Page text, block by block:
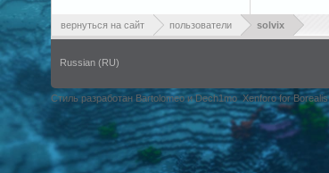
вернуться на сайт пользователи solvix
Russian (RU)
Стиль разработан Bartolomeo и Dech1moXenforo for Borealis